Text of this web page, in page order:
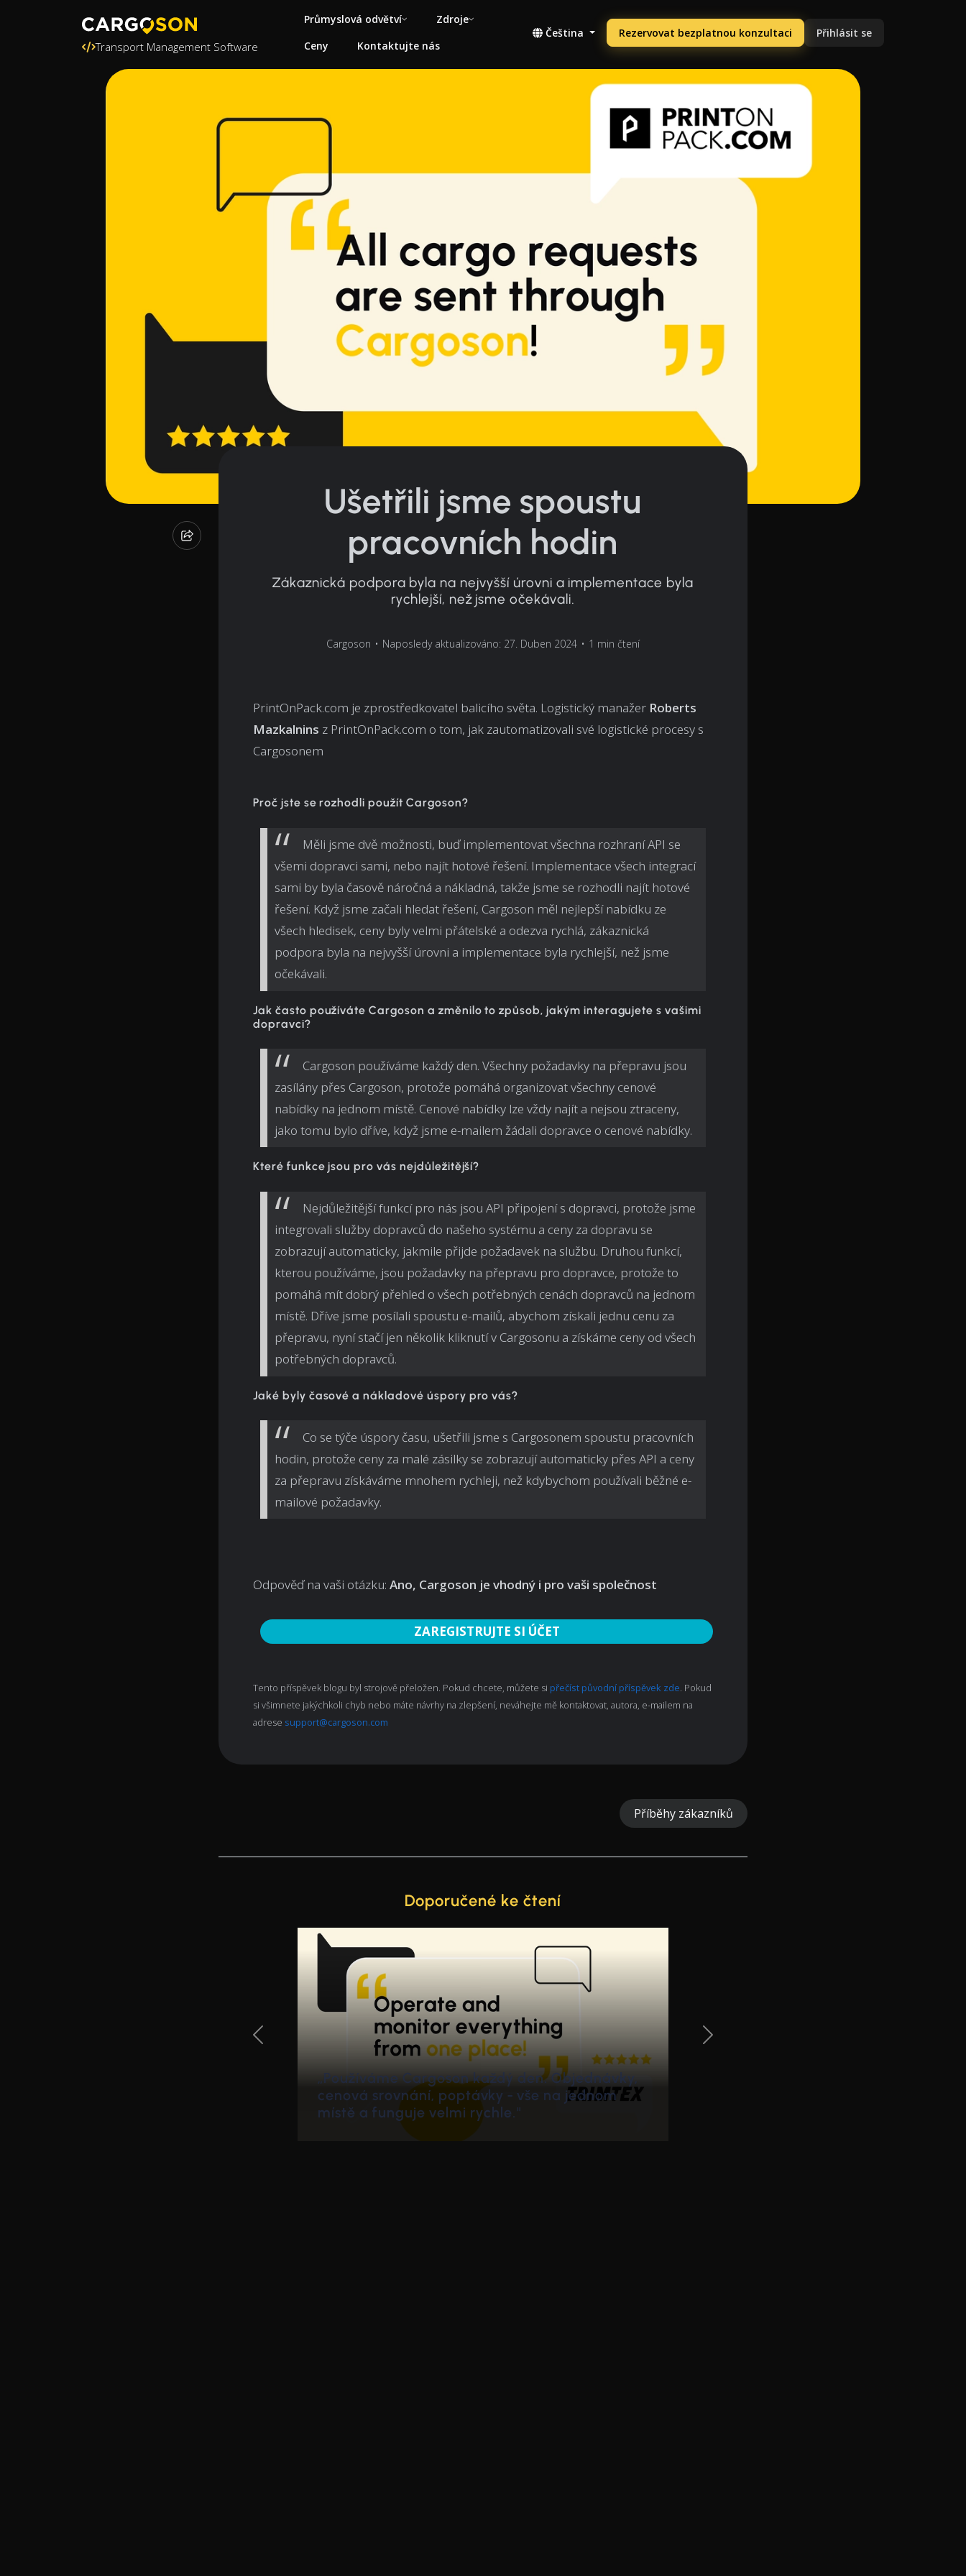
Transport Management Software
Průmyslová odvětví
Zdroje
Ceny
Kontaktujte nás
Čeština Rezervovat bezplatnou konzultaci Přihlásit se
Ušetřili jsme spoustu
pracovních hodin
Zákaznická podpora byla na nejvyšší úrovni a implementace byla
rychlejší, než jsme očekávali.
Cargoson • Naposledy aktualizováno: 27. Duben 2024 • 1 min čtení
PrintOnPack.com je zprostředkovatel balicího světa. Logistický manažer Roberts
Mazkalnins z PrintOnPack.com o tom, jak zautomatizovali své logistické procesy s
Cargosonem
Proč jste se rozhodli použít Cargoson?
Měli jsme dvě možnosti, buď implementovat všechna rozhraní API se
všemi dopravci sami, nebo najít hotové řešení. Implementace všech integrací
sami by byla časově náročná a nákladná, takže jsme se rozhodli najít hotové
řešení. Když jsme začali hledat řešení, Cargoson měl nejlepší nabídku ze
všech hledisek, ceny byly velmi přátelské a odezva rychlá, zákaznická
podpora byla na nejvyšší úrovni a implementace byla rychlejší, než jsme
očekávali.
Jak často používáte Cargoson a změnilo to způsob, jakým interagujete s vašimi
dopravci?
Cargoson používáme každý den. Všechny požadavky na přepravu jsou
zasílány přes Cargoson, protože pomáhá organizovat všechny cenové
nabídky na jednom místě. Cenové nabídky lze vždy najít a nejsou ztraceny,
jako tomu bylo dříve, když jsme e-mailem žádali dopravce o cenové nabídky.
Které funkce jsou pro vás nejdůležitější?
Nejdůležitější funkcí pro nás jsou API připojení s dopravci, protože jsme
integrovali služby dopravců do našeho systému a ceny za dopravu se
zobrazují automaticky, jakmile přijde požadavek na službu. Druhou funkcí,
kterou používáme, jsou požadavky na přepravu pro dopravce, protože to
pomáhá mít dobrý přehled o všech potřebných cenách dopravců na jednom
místě. Dříve jsme posílali spoustu e-mailů, abychom získali jednu cenu za
přepravu, nyní stačí jen několik kliknutí v Cargosonu a získáme ceny od všech
potřebných dopravců.
Jaké byly časové a nákladové úspory pro vás?
Co se týče úspory času, ušetřili jsme s Cargosonem spoustu pracovních
hodin, protože ceny za malé zásilky se zobrazují automaticky přes API a ceny
za přepravu získáváme mnohem rychleji, než kdybychom používali běžné e-
mailové požadavky.
Odpověď na vaši otázku: Ano, Cargoson je vhodný i pro vaši společnost
ZAREGISTRUJTE SI ÚČET
Tento příspěvek blogu byl strojově přeložen. Pokud chcete, můžete si přečíst původní příspěvek zde. Pokud
si všimnete jakýchkoli chyb nebo máte návrhy na zlepšení, neváhejte mě kontaktovat, autora, e-mailem na
adrese support@cargoson.com
Příběhy zákazníků
Doporučené ke čtení
Jak Rebel expeduje zásilky a palety po celém
Polsku, aniž by logistika musela otevřít portál